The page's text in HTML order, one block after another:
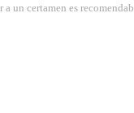
certamen es